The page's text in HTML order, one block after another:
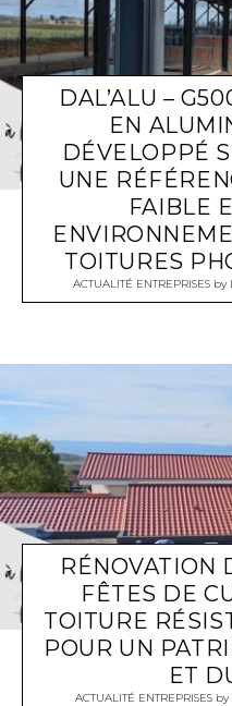
DAL’ALU –
EN
DÉVELOPPÉ
UNE
FAIBLE
TOITURES
ACTUALITÉ ENTREPRISES by
RÉNOVATION
FÊTES DE
TOITURE
POUR UN
ET
ACTUALITÉ ENTREPRISESby